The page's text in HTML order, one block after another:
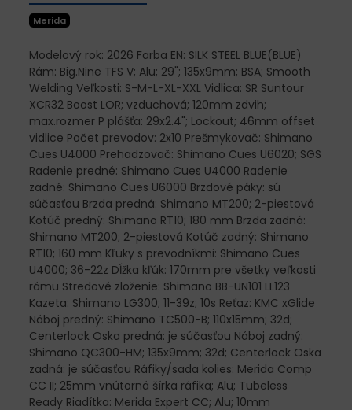
Merida
Modelový rok: 2026 Farba EN: SILK STEEL BLUE(BLUE)
Rám: Big.Nine TFS V; Alu; 29"; 135x9mm; BSA; Smooth
Welding Veľkosti: S-M-L-XL-XXL Vidlica: SR Suntour
XCR32 Boost LOR; vzduchová; 120mm zdvih;
max.rozmer P plášťa: 29x2.4"; Lockout; 46mm offset
vidlice Počet prevodov: 2x10 Prešmykovač: Shimano
Cues U4000 Prehadzovač: Shimano Cues U6020; SGS
Radenie predné: Shimano Cues U4000 Radenie
zadné: Shimano Cues U6000 Brzdové páky: sú
súčasťou Brzda predná: Shimano MT200; 2-piestová
Kotúč predný: Shimano RT10; 180 mm Brzda zadná:
Shimano MT200; 2-piestová Kotúč zadný: Shimano
RT10; 160 mm Kľuky s prevodníkmi: Shimano Cues
U4000; 36-22z Dĺžka kľúk: 170mm pre všetky veľkosti
rámu Stredové zloženie: Shimano BB-UN101 LL123
Kazeta: Shimano LG300; 11-39z; 10s Reťaz: KMC xGlide
Náboj predný: Shimano TC500-B; 110x15mm; 32d;
Centerlock Oska predná: je súčasťou Náboj zadný:
Shimano QC300-HM; 135x9mm; 32d; Centerlock Oska
zadná: je súčasťou Ráfiky/sada kolies: Merida Comp
CC II; 25mm vnútorná šírka ráfika; Alu; Tubeless
Ready Riadítka: Merida Expert CC; Alu; 10mm